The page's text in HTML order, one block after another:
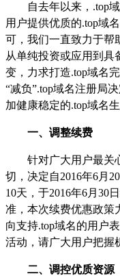
自去年以来， .top
用户提供优质的.top域
可，我们一直致力于帮
从单纯投资或应用到具
变，力求打造.top域名
“减负”.top域名注册局
加健康稳定的.top域名生
一、调整续费
针对广大用户最关
切，决定自2016年6月 20
10天，于2016年6月 30
准，本次续费优惠政策
向支持.top域名的用户
活动，请广大用户把握
二、调控优质资源